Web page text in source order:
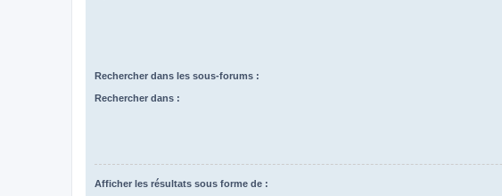
Rechercher dans les sous-forums :
Rechercher dans :
Afficher les résultats sous forme de :